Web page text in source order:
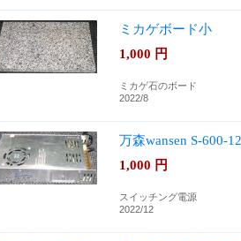
ミカゲボード小
1,000 円
ミカゲ石のボード
2022/8
万森wansen S-600-
1,000 円
スイッチング電源
2022/12